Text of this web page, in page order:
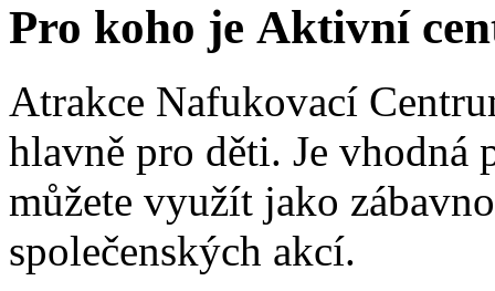
Pro koho je Aktivní
Atrakce Nafukovací
hlavně pro děti. Je vhodná
můžete využít jako
společenských akcí.